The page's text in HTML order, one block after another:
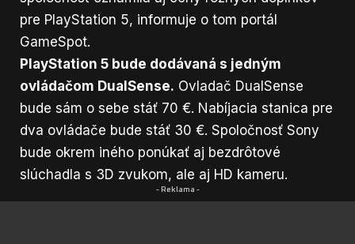
pre PlayStation 5, informuje o tom portál
GameSpot.
PlayStation 5 bude dodávaná s jedným
ovládačom DualSense. Ovladač DualSense
bude sám o sebe stáť 70 €. Nabíjacia stanica pre
dva ovládače bude stáť 30 €. Spoločnosť Sony
bude okrem iného ponúkať aj bezdrôtové
slúchadla s 3D zvukom, ale aj HD kameru.
- Reklama -